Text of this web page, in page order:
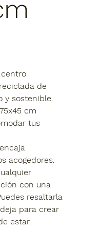
de
y sostenible.
cm
tus
acogedores.
con una
resaltarla
para crear
estar.